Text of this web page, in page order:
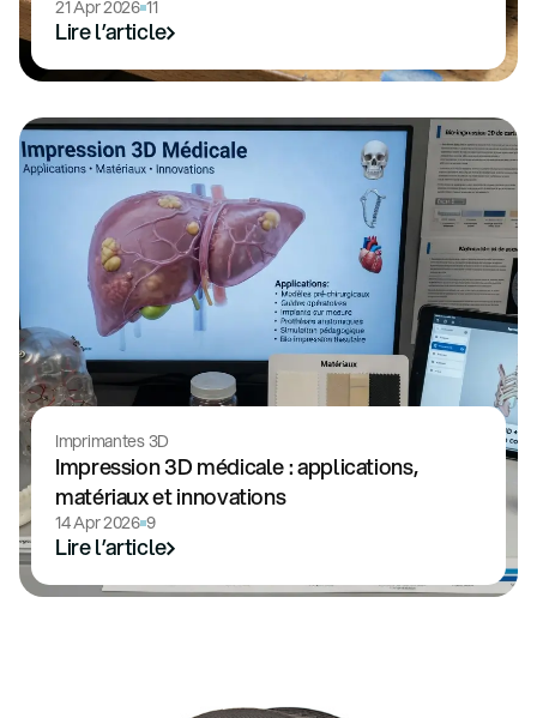
21 Apr 2026 11
Lire l’article
Imprimantes 3D
Impression 3D médicale : applications,
matériaux et innovations
14 Apr 2026 9
Lire l’article